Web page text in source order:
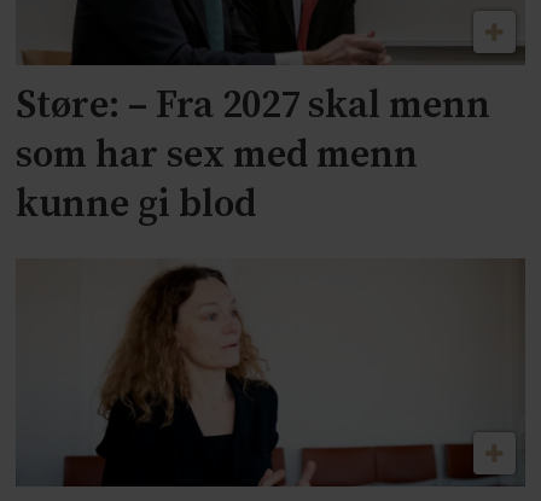
Støre: – Fra 2027 skal menn
som har sex med menn
kunne gi blod